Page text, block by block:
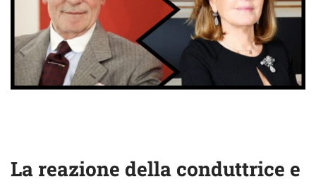
La reazione della conduttrice e